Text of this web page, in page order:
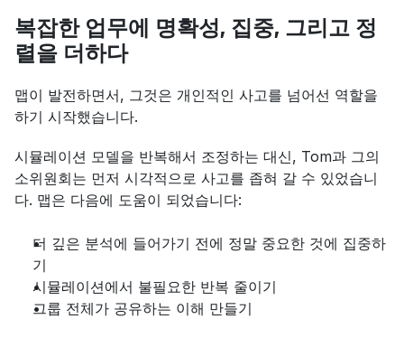
복잡한 업무에 명확성, 집중, 그리고 정
렬을 더하다
맵이 발전하면서, 그것은 개인적인 사고를 넘어선 역할을
하기 시작했습니다.
시뮬레이션 모델을 반복해서 조정하는 대신, Tom과 그의
소위원회는 먼저 시각적으로 사고를 좁혀 갈 수 있었습니
다. 맵은 다음에 도움이 되었습니다:
더 깊은 분석에 들어가기 전에 정말 중요한 것에 집중하
기
시뮬레이션에서 불필요한 반복 줄이기
그룹 전체가 공유하는 이해 만들기